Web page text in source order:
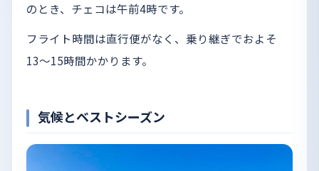
のとき、チェコは午前4時です。
フライト時間は直行便がなく、乗り継ぎでおよそ
13〜15時間かかります。
気候とベストシーズン